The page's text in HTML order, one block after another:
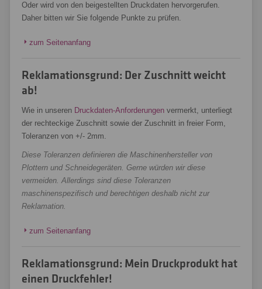
Oder wird von den beigestellten Druckdaten hervorgerufen.
Daher bitten wir Sie folgende Punkte zu prüfen.
zum Seitenanfang
Reklamationsgrund: Der Zuschnitt weicht
ab!
Wie in unseren Druckdaten-Anforderungen vermerkt, unterliegt
der rechteckige Zuschnitt sowie der Zuschnitt in freier Form,
Toleranzen von +/- 2mm.
Diese Toleranzen definieren die Maschinenhersteller von
Plottern und Schneidegeräten. Gerne würden wir diese
vermeiden. Allerdings sind diese Toleranzen
maschinenspezifisch und berechtigen deshalb nicht zur
Reklamation.
zum Seitenanfang
Reklamationsgrund: Mein Druckprodukt hat
einen Druckfehler!